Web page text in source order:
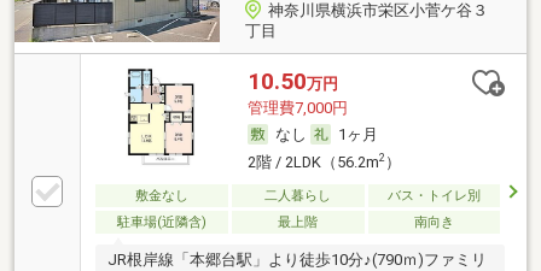
神奈川県横浜市栄区小菅ケ谷３
丁目
10.50万円
管理費7,000円
なし
1ヶ月
2階 / 2LDK（56.2m2）
敷金なし 二人暮らし
バス・トイレ別
駐車場(近隣含)
最上階 南向き
JR根岸線「本郷台駅」より徒歩10分♪(790ｍ)ファミリ